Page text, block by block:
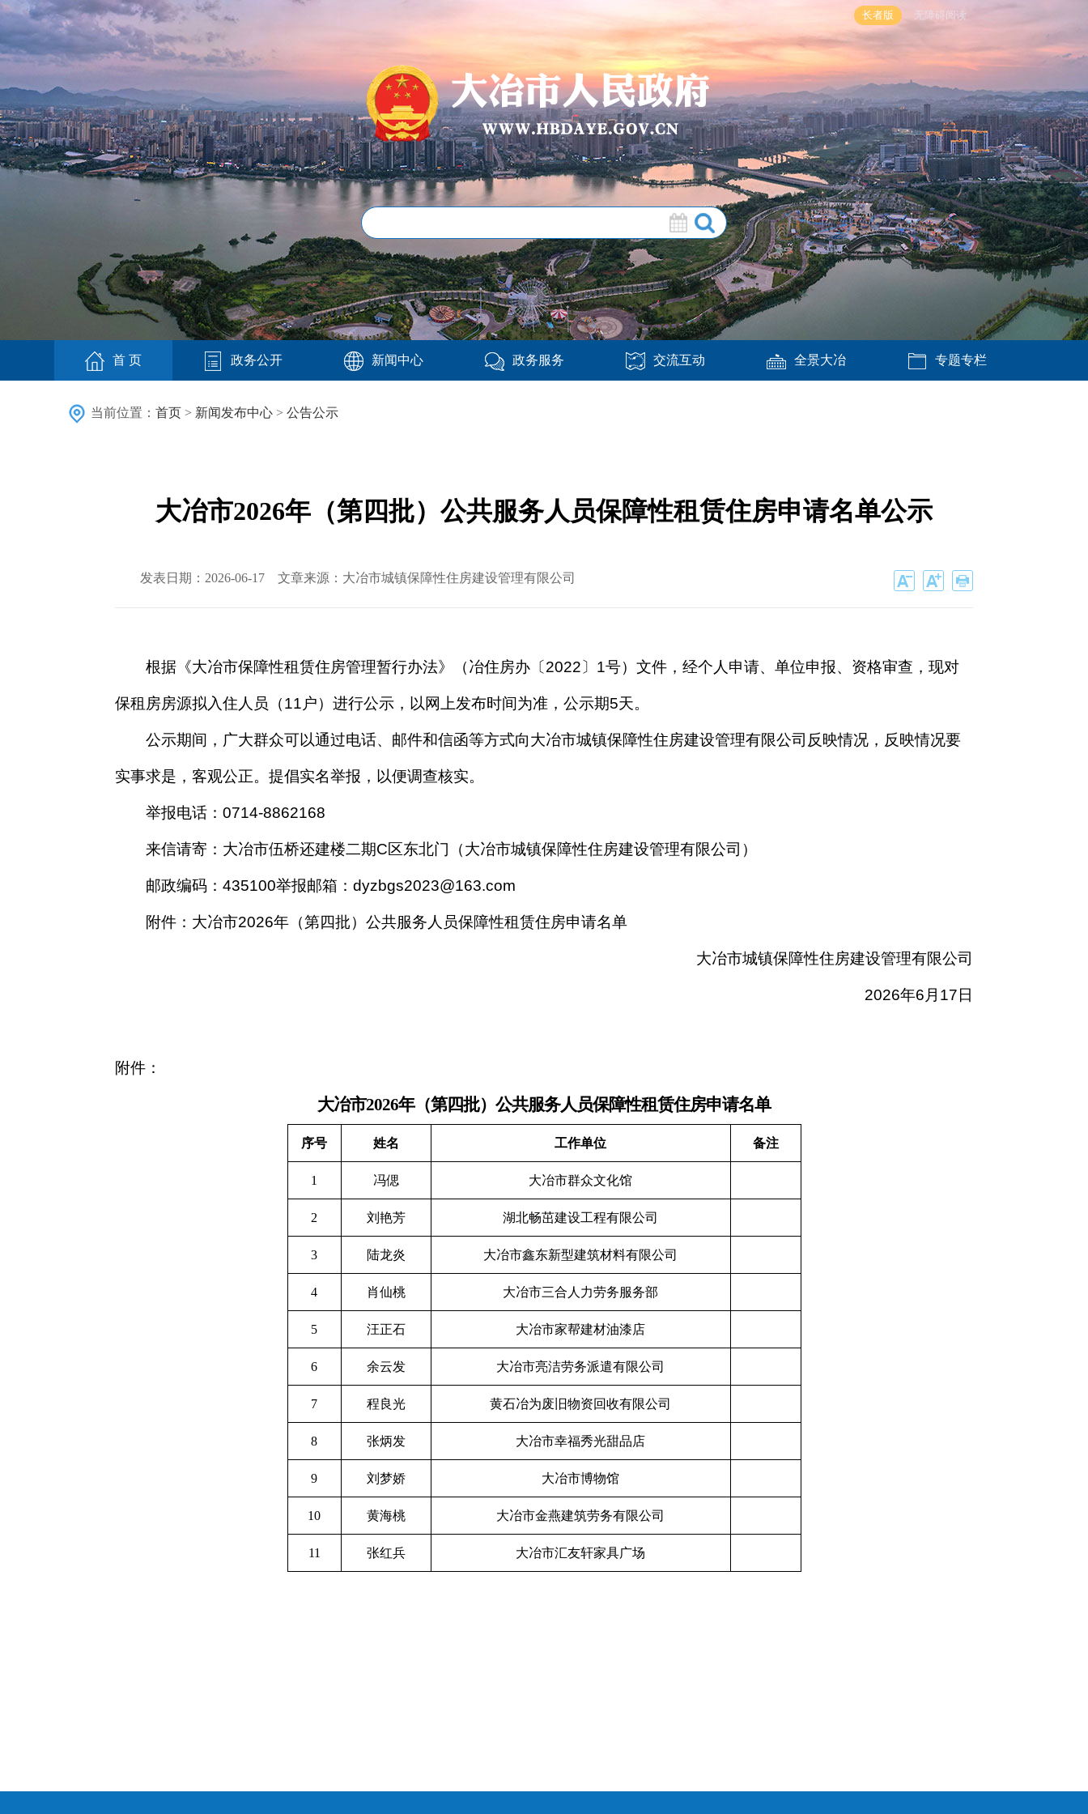
长者版 无障碍阅读
首 页 政务公开 新闻中心 政务服务 交流互动 全景大冶 专题专栏
当前位置： 首页 > 新闻发布中心 > 公告公示
大冶市2026年（第四批）公共服务人员保障性租赁住房申请名单公示
发表日期：2026-06-17 文章来源：大冶市城镇保障性住房建设管理有限公司
根据《大冶市保障性租赁住房管理暂行办法》（冶住房办〔 2022〕1号）文件，经个人申请、单位申报、资格审查，现对
保租房房源拟 入住人员 （11户） 进行公示，以网上发布时间为准，公示期5天。
公示期间 ，广大群众可以通过电话、邮件和信函等方式向大冶市城镇保障性住房建设管理有限公司 反映情况，反映情况要
实事求是，客观公正。提倡实名举报，以便调查核实。
举报电话： 0714-8862168
来信请寄： 大冶市伍桥还建楼二期C区东北门 （大冶市城镇保障性住房建设管理有限公司 ）
邮政编码： 435100举报邮箱： dyzbgs2023@163.com
附件： 大冶市2026年（第四批） 公共服务 人员保障性租赁住房申请名单
大冶市城镇保障性住房建设管理有限公司
2026年6月17日
附件：
大冶市2026年（第四批） 公共服务人员保障性租赁住房申请名单
序号 姓名 工作单位 备注
1 冯偲 大冶市群众文化馆
2 刘艳芳 湖北畅茁建设工程有限公司
3 陆龙炎 大冶市鑫东新型建筑材料有限公司
4 肖仙桃 大冶市三合人力劳务服务部
5 汪正石 大冶市家帮建材油漆店
6 余云发 大冶市亮洁劳务派遣有限公司
7 程良光 黄石冶为废旧物资回收有限公司
8 张炳发 大冶市幸福秀光甜品店
9 刘梦娇 大冶市博物馆
10 黄海桃 大冶市金燕建筑劳务有限公司
11 张红兵 大冶市汇友轩家具广场